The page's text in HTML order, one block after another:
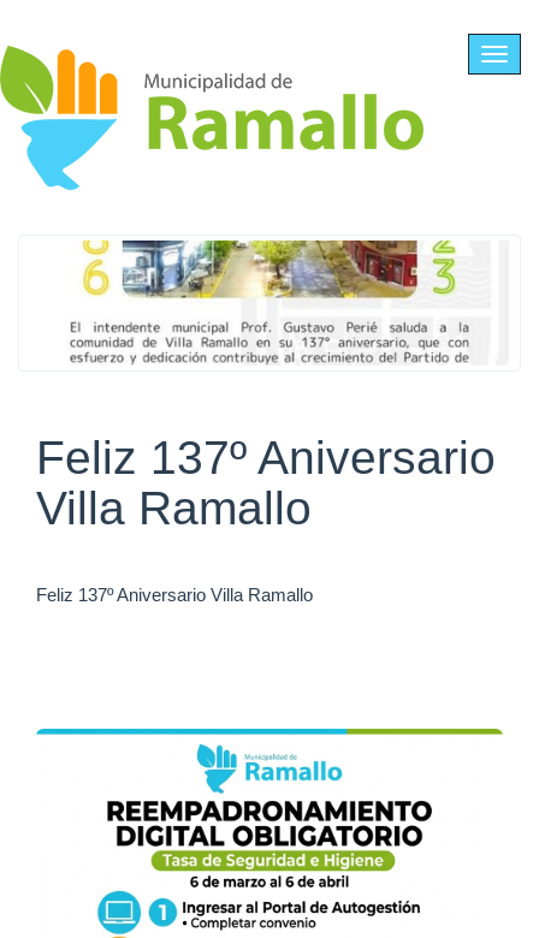
Feliz 137º Aniversario
Villa Ramallo
Feliz 137º Aniversario Villa Ramallo